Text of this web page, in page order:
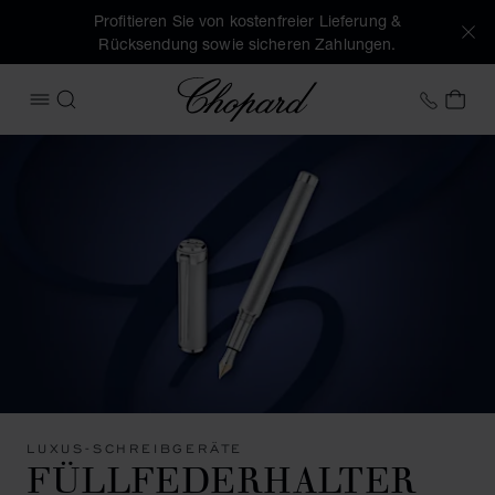
Profitieren Sie von kostenfreier Lieferung &
Rücksendung sowie sicheren Zahlungen.
MENÜ ÖFFNEN
SUCHEN
Chopard +43
LUXUS-SCHREIBGERÄTE
FÜLLFEDERHALTER